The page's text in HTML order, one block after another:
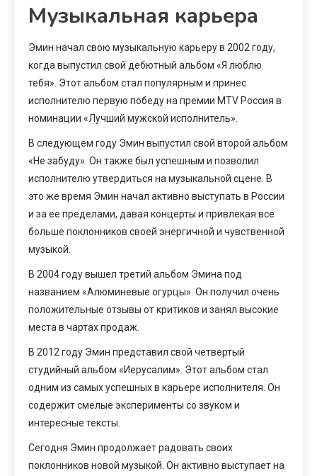
Музыкальная карьера
Эмин начал свою музыкальную карьеру в 2002 году,
когда выпустил свой дебютный альбом «Я люблю
тебя». Этот альбом стал популярным и принес
исполнителю первую победу на премии MTV Россия в
номинации «Лучший мужской исполнитель».
В следующем году Эмин выпустил свой второй альбом
«Не забуду». Он также был успешным и позволил
исполнителю утвердиться на музыкальной сцене. В
это же время Эмин начал активно выступать в России
и за ее пределами, давая концерты и привлекая все
больше поклонников своей энергичной и чувственной
музыкой.
В 2004 году вышел третий альбом Эмина под
названием «Алюминевые огурцы». Он получил очень
положительные отзывы от критиков и занял высокие
места в чартах продаж.
В 2012 году Эмин представил свой четвертый
студийный альбом «Иерусалим». Этот альбом стал
одним из самых успешных в карьере исполнителя. Он
содержит смелые эксперименты со звуком и
интересные тексты.
Сегодня Эмин продолжает радовать своих
поклонников новой музыкой. Он активно выступает на